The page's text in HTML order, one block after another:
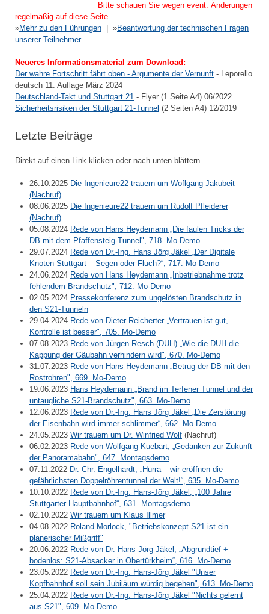
Bitte schauen Sie wegen event. Änderungen
regelmäßig auf diese Seite.
»Mehr zu den Führungen | »Beantwortung der technischen Fragen
unserer Teilnehmer
Neueres Informationsmaterial zum Download:
Der wahre Fortschritt fährt oben - Argumente der Vernunft - Leporello
deutsch 11. Auflage März 2024
Deutschland-Takt und Stuttgart 21 - Flyer (1 Seite A4) 06/2022
Sicherheitsrisiken der Stuttgart 21-Tunnel (2 Seiten A4) 12/2019
Letzte Beiträge
Direkt auf einen Link klicken oder nach unten blättern...
26.10.2025 Die Ingenieure22 trauern um Woflgang Jakubeit
(Nachruf)
08.06.2025 Die Ingenieure22 trauern um Rudolf Pfleiderer
(Nachruf)
05.08.2024 Rede von Hans Heydemann „Die faulen Tricks der
DB mit dem Pfaffensteig-Tunnel", 718. Mo-Demo
29.07.2024 Rede von Dr.-Ing. Hans Jörg Jäkel „Der Digitale
Knoten Stuttgart – Segen oder Fluch?“, 717. Mo-Demo
24.06.2024 Rede von Hans Heydemann „Inbetriebnahme trotz
fehlendem Brandschutz", 712. Mo-Demo
02.05.2024 Pressekonferenz zum ungelösten Brandschutz in
den S21-Tunneln
29.04.2024 Rede von Dieter Reicherter „Vertrauen ist gut,
Kontrolle ist besser", 705. Mo-Demo
07.08.2023 Rede von Jürgen Resch (DUH) „Wie die DUH die
Kappung der Gäubahn verhindern wird", 670. Mo-Demo
31.07.2023 Rede von Hans Heydemann „Betrug der DB mit den
Rostrohren", 669. Mo-Demo
19.06.2023 Hans Heydemann „Brand im Terfener Tunnel und der
untaugliche S21-Brandschutz", 663. Mo-Demo
12.06.2023 Rede von Dr.-Ing. Hans Jörg Jäkel „Die Zerstörung
der Eisenbahn wird immer schlimmer“, 662. Mo-Demo
24.05.2023 Wir trauern um Dr. Winfried Wolf (Nachruf)
06.02.2023 Rede von Wolfgang Kuebart, „Gedanken zur Zukunft
der Panoramabahn", 647. Montagsdemo
07.11.2022 Dr. Chr. Engelhardt, „Hurra – wir eröffnen die
gefährlichsten Doppelröhrentunnel der Welt!“, 635. Mo-Demo
10.10.2022 Rede von Dr.-Ing. Hans-Jörg Jäkel, „100 Jahre
Stuttgarter Hauptbahnhof“, 631. Montagsdemo
02.10.2022 Wir trauern um Klaus Illmer
04.08.2022 Roland Morlock, "Betriebskonzept S21 ist ein
planerischer Mißgriff"
20.06.2022 Rede von Dr. Hans-Jörg Jäkel, „Abgrundtief +
bodenlos: S21-Absacker in Obertürkheim“, 616. Mo-Demo
23.05.2022 Rede von Dr.-Ing. Hans-Jörg Jäkel "Unser
Kopfbahnhof soll sein Jubiläum würdig begehen", 613. Mo-Demo
25.04.2022 Rede von Dr.-Ing. Hans-Jörg Jäkel "Nichts gelernt
aus S21", 609. Mo-Demo